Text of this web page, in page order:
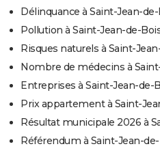
Délinquance à Saint-Jean-
Pollution à Saint-Jean-de-
Risques naturels à Saint-
Nombre de médecins à
Entreprises à Saint-Jean-de-
Prix appartement à Saint-
Résultat municipale 2026 à
Référendum à Saint-Jean-